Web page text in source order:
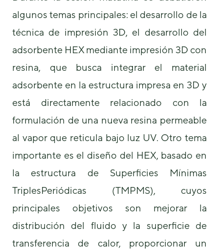
algunos temas principales: el desarrollo de la
técnica de impresión 3D, el desarrollo del
adsorbente HEX mediante impresión 3D con
resina, que busca integrar el material
adsorbente en la estructura impresa en 3D y
está directamente relacionado con la
formulación de una nueva resina permeable
al vapor que reticula bajo luz UV. Otro tema
importante es el diseño del HEX, basado en
la estructura de Superficies Mínimas
TriplesPeriódicas (TMPMS), cuyos
principales objetivos son mejorar la
distribución del fluido y la superficie de
transferencia de calor, proporcionar un
Marketing
Al compartir tus
intereses y
comportamiento
nuestro sitio,
posibilidad de
ver contenido y
ofertas
personalizados.